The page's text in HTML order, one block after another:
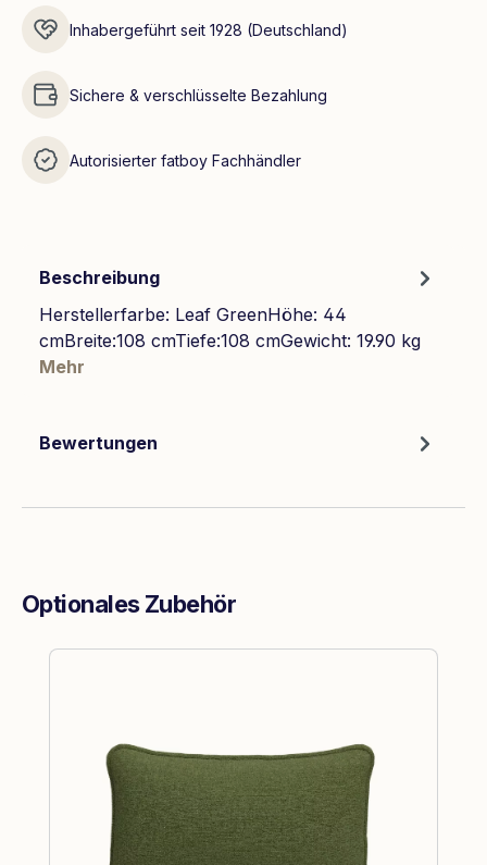
Inhabergeführt seit 1928 (Deutschland)
Sichere & verschlüsselte Bezahlung
Autorisierter fatboy Fachhändler
Beschreibung
Herstellerfarbe: Leaf GreenHöhe: 44
cmBreite:108 cmTiefe:108 cmGewicht: 19.90 kg
Mehr
Bewertungen
Optionales Zubehör
Produktgalerie überspringen